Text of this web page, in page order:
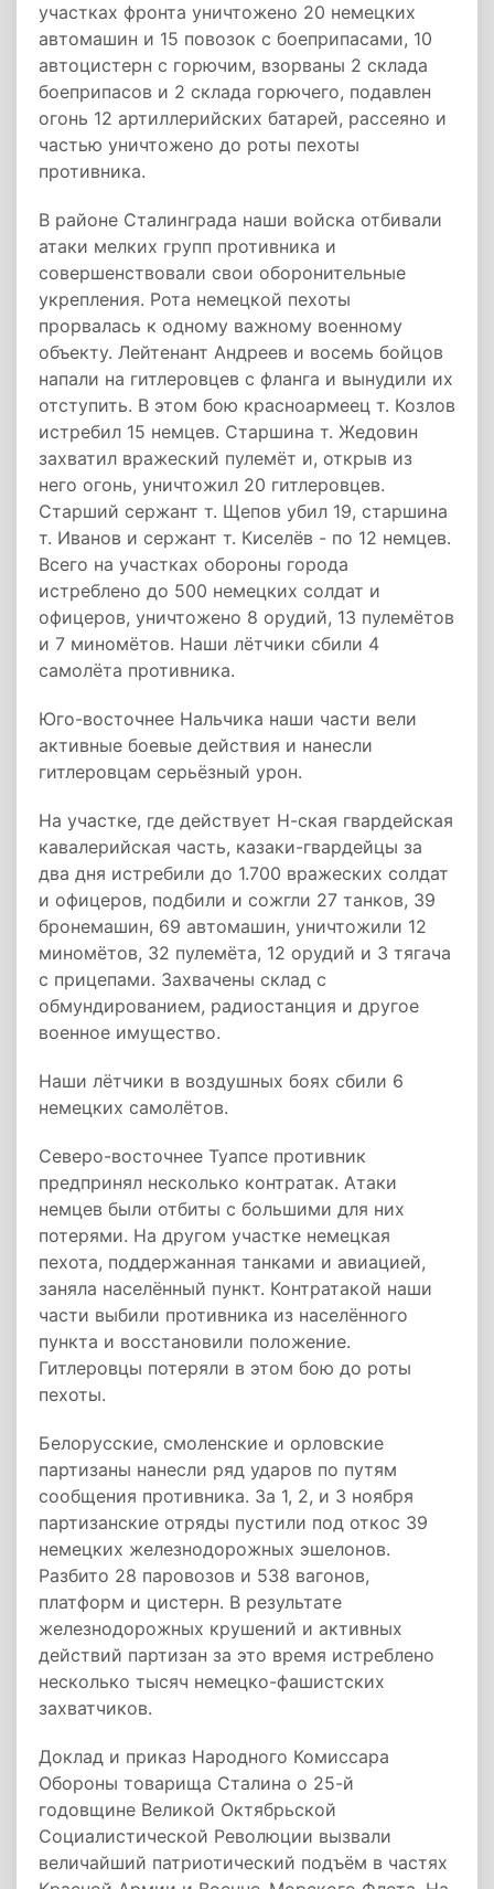
участках фронта уничтожено 20 немецких
автомашин и 15 повозок с боеприпасами, 10
автоцистерн с горючим, взорваны 2 склада
боеприпасов и 2 склада горючего, подавлен
огонь 12 артиллерийских батарей, рассеяно и
частью уничтожено до роты пехоты
противника.
В районе Сталинграда наши войска отбивали
атаки мелких групп противника и
совершенствовали свои оборонительные
укрепления. Рота немецкой пехоты
прорвалась к одному важному военному
объекту. Лейтенант Андреев и восемь бойцов
напали на гитлеровцев с фланга и вынудили их
отступить. В этом бою красноармеец т. Козлов
истребил 15 немцев. Старшина т. Жедовин
захватил вражеский пулемёт и, открыв из
него огонь, уничтожил 20 гитлеровцев.
Старший сержант т. Щепов убил 19, старшина
т. Иванов и сержант т. Киселёв - по 12 немцев.
Всего на участках обороны города
истреблено до 500 немецких солдат и
офицеров, уничтожено 8 орудий, 13 пулемётов
и 7 миномётов. Наши лётчики сбили 4
самолёта противника.
Юго-восточнее Нальчика наши части вели
активные боевые действия и нанесли
гитлеровцам серьёзный урон.
На участке, где действует Н-ская гвардейская
кавалерийская часть, казаки-гвардейцы за
два дня истребили до 1.700 вражеских солдат
и офицеров, подбили и сожгли 27 танков, 39
бронемашин, 69 автомашин, уничтожили 12
миномётов, 32 пулемёта, 12 орудий и 3 тягача
с прицепами. Захвачены склад с
обмундированием, радиостанция и другое
военное имущество.
Наши лётчики в воздушных боях сбили 6
немецких самолётов.
Северо-восточнее Туапсе противник
предпринял несколько контратак. Атаки
немцев были отбиты с большими для них
потерями. На другом участке немецкая
пехота, поддержанная танками и авиацией,
заняла населённый пункт. Контратакой наши
части выбили противника из населённого
пункта и восстановили положение.
Гитлеровцы потеряли в этом бою до роты
пехоты.
Белорусские, смоленские и орловские
партизаны нанесли ряд ударов по путям
сообщения противника. За 1, 2, и 3 ноября
партизанские отряды пустили под откос 39
немецких железнодорожных эшелонов.
Разбито 28 паровозов и 538 вагонов,
платформ и цистерн. В результате
железнодорожных крушений и активных
действий партизан за это время истреблено
несколько тысяч немецко-фашистских
захватчиков.
Доклад и приказ Народного Комиссара
Обороны товарища Сталина о 25-й
годовщине Великой Октябрьской
Социалистической Революции вызвали
величайший патриотический подъём в частях